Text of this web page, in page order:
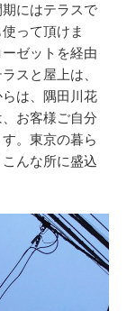
にはテラスで
って頂けま
ゼットを経由
スと屋上は、
は、隅田川花
お客様ご自分
。東京の暮ら
んな所に盛込